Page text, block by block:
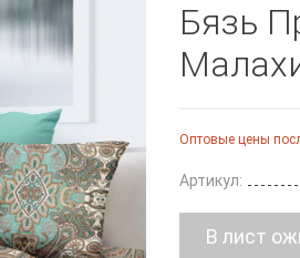
Бязь
Оптовые цены
Артикул: